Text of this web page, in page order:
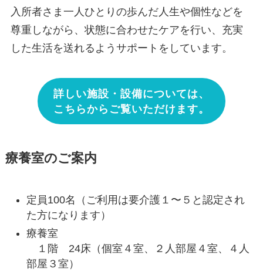
入所者さま一人ひとりの歩んだ人生や個性などを
尊重しながら、状態に合わせたケアを行い、充実
した生活を送れるようサポートをしています。
詳しい施設・設備については、
こちらからご覧いただけます。
療養室のご案内
定員100名（ご利用は要介護１〜５と認定され
た方になります）
療養室
１階 24床（個室４室、２人部屋４室、４人
部屋３室）